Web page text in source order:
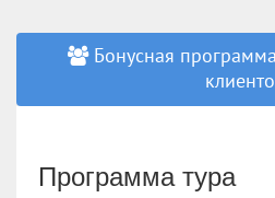
Бонусная
Программа тура